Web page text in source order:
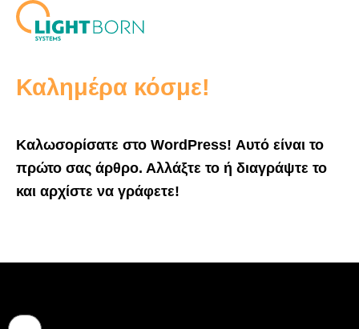
Μετάβαση
στο
Καλημέρα κόσμε!
Καλωσορίσατε στο WordPress! Αυτό είναι το
πρώτο σας άρθρο. Αλλάξτε το ή διαγράψτε το
και αρχίστε να γράφετε!